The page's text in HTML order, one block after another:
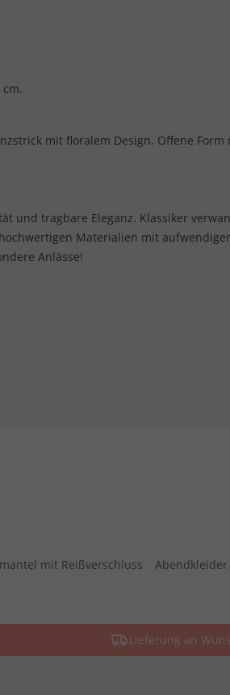
cm.
mit floralem Design. Offene Form
und tragbare Eleganz. Klassiker
Materialien mit
Anlässe!
mit Reißverschluss
Lieferung an